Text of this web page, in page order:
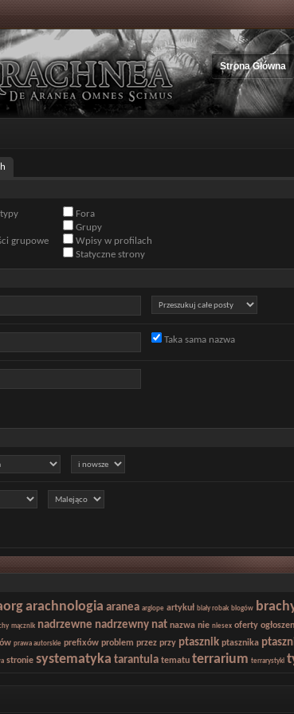
Strona Główna
Fora
Grupy
grupowe
Wpisy w profilach
Statyczne strony
Taka sama nazwa
arachnologia aranea argiope artykuł biały robak blogów
mącznik nadrzewne nadrzewny nat nazwa nie niesex oferty
prawa autorskie prefixów problem przez przy ptasznik ptasznika
stronie systematyka tarantula tematu terrarium terrarystyki